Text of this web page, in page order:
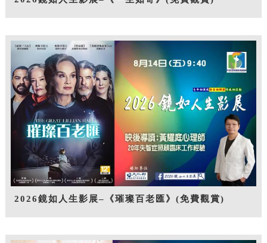
2026鏡如人生影展–《璀璨百老匯》(免費觀賞)